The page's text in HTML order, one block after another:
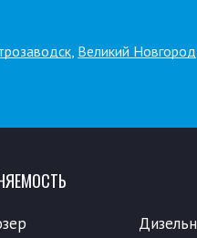
, Великий Новгород